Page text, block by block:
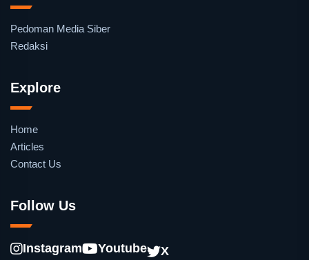
Pedoman Media Siber
Redaksi
Explore
Home
Articles
Contact Us
Follow Us
Instagram Youtube X